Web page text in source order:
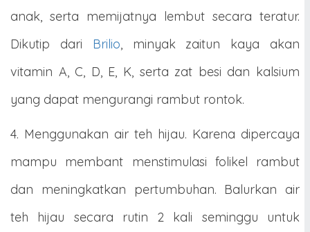
anak, serta memijatnya lembut secara teratur.
Dikutip dari Brilio , minyak zaitun kaya akan
vitamin A, C, D, E, K, serta zat besi dan kalsium
yang dapat mengurangi rambut rontok.
4. Menggunakan air teh hijau. Karena dipercaya
mampu membant menstimulasi folikel rambut
dan meningkatkan pertumbuhan. Balurkan air
teh hijau secara rutin 2 kali seminggu untuk